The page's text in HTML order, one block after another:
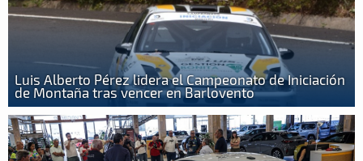
Luis Alberto Pérez lidera el Campeonato de Iniciación
de Montaña tras vencer en Barlovento